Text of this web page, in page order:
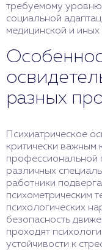
требуемому уровню
социальной
медицинской и
разных
Психиатрическое
критически важным
профессиональной
различных
работники
психометрическим
психологических
безопасность
проходят
устойчивости к